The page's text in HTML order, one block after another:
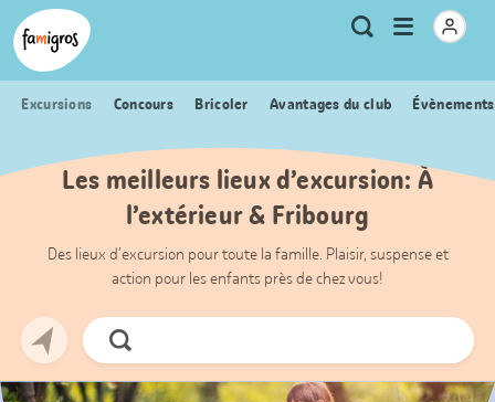
Signets
de
navigation
Header
Logo Métanavigation
RechercheOuvrir
Excursions Concours Bricoler Avantages du club
Les meilleurs lieux d’excursion: À
l’extérieur & Fribourg
Des lieux d’excursion pour toute la famille. Plaisir, suspense et
action pour les enfants près de chez vous!
Chercher